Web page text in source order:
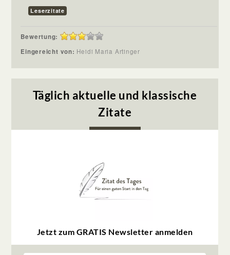
Leserzitate
Bewertung:
Eingereicht von: Heidi Maria Artinger